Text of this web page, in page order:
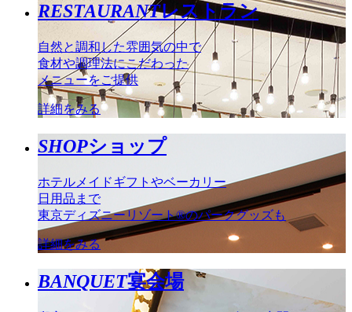
RESTAURANTレストラン
自然と調和した雰囲気の中で
食材や調理法にこだわった
メニューをご提供
詳細をみる
SHOPショップ
ホテルメイドギフトやベーカリー
日用品まで
東京ディズニーリゾート®のパークグッズも
詳細をみる
BANQUET宴会場